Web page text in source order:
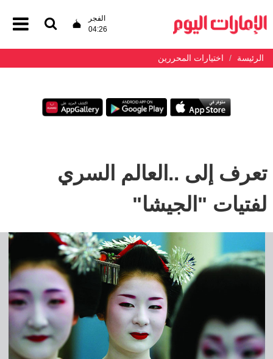
الفجر
04:26
الرئيسة اختيارات المحررين
تعرف إلى ..العالم السري
لفتيات "الجيشا"